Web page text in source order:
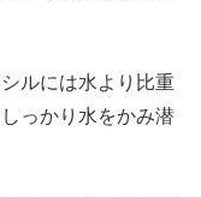
ルには水より比重
っかり水をかみ潜